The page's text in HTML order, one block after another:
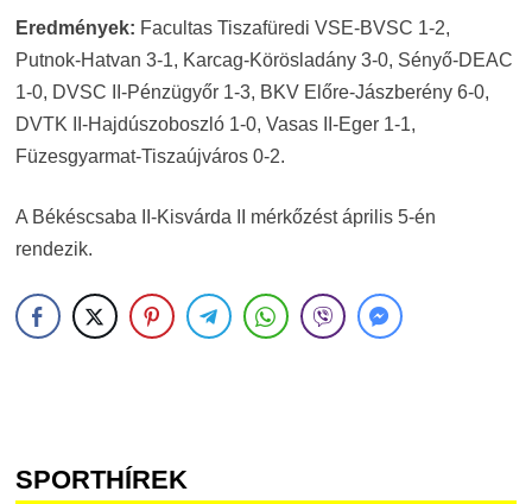
Eredmények: Facultas Tiszafüredi VSE-BVSC 1-2,
Putnok-Hatvan 3-1, Karcag-Körösladány 3-0, Sényő-DEAC
1-0, DVSC II-Pénzügyőr 1-3, BKV Előre-Jászberény 6-0,
DVTK II-Hajdúszoboszló 1-0, Vasas II-Eger 1-1,
Füzesgyarmat-Tiszaújváros 0-2.
A Békéscsaba II-Kisvárda II mérkőzést április 5-én
rendezik.
SPORTHÍREK